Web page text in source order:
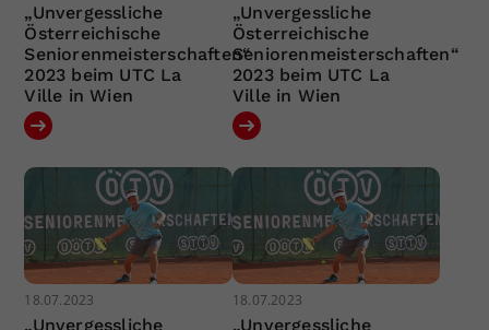
„Unvergessliche
Österreichische
Seniorenmeisterschaften“
2023 beim UTC La
Ville in Wien
„Unvergessliche
Österreichische
Seniorenmeisterschaften“
2023 beim UTC La
Ville in Wien
18.07.2023
„Unvergessliche
18.07.2023
„Unvergessliche